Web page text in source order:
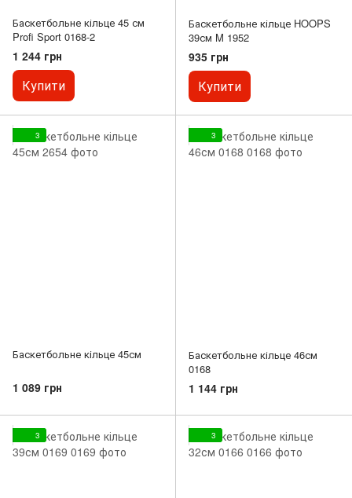
Баскетбольне кільце 45 см
Profi Sport 0168-2
1 244 грн
Купити
Баскетбольне кільце HOOPS
39см M 1952
935 грн
Купити
3
Баскетбольне кільце 45см
1 089 грн
3
Баскетбольне кільце 46см
0168
1 144 грн
3 3